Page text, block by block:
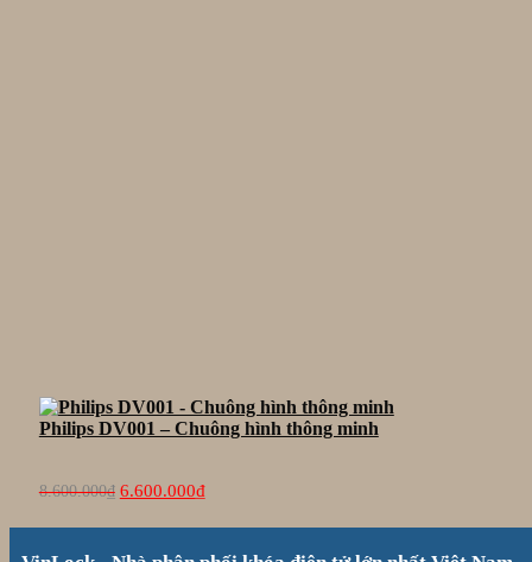
Philips DV001 – Chuông hình thông minh
8.600.000₫
Giá
gốc
6.600.000₫Giá
hiện